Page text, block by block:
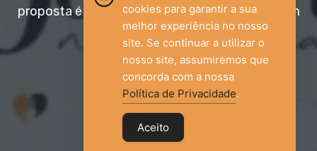
proposta é trazer informação relevante com um
olhar diferenciado.
Entre em contato:
jovemnamidia2017@gmail.com
cookies para garantir a sua
melhor experiência no nosso
site. Se continuar a utilizar o
nosso site, assumiremos que
concorda com a nossa
Política de Privacidade.
Aceito